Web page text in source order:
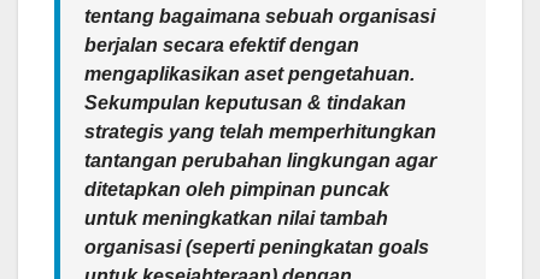
tentang bagaimana sebuah organisasi
berjalan secara efektif dengan
mengaplikasikan aset pengetahuan.
Sekumpulan keputusan & tindakan
strategis yang telah memperhitungkan
tantangan perubahan lingkungan agar
ditetapkan oleh pimpinan puncak
untuk meningkatkan nilai tambah
organisasi (seperti peningkatan goals